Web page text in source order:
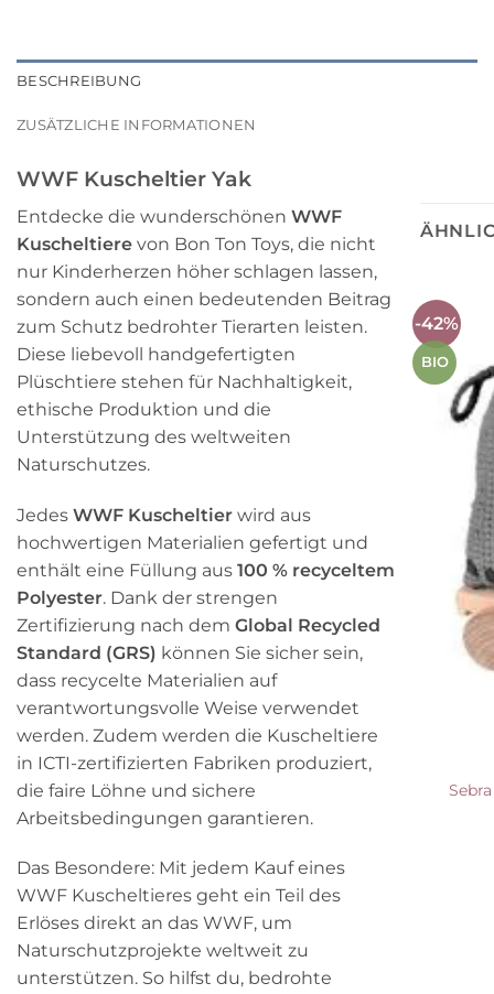
BESCHREIBUNG
ZUSÄTZLICHE INFORMATIONEN
WWF Kuscheltier Yak
Entdecke die wunderschönen WWF
Kuscheltiere von Bon Ton Toys, die nicht
nur Kinderherzen höher schlagen lassen,
sondern auch einen bedeutenden Beitrag
zum Schutz bedrohter Tierarten leisten.
Diese liebevoll handgefertigten
Plüschtiere stehen für Nachhaltigkeit,
ethische Produktion und die
Unterstützung des weltweiten
Naturschutzes.
Jedes WWF Kuscheltier wird aus
hochwertigen Materialien gefertigt und
enthält eine Füllung aus 100 % recyceltem
Polyester. Dank der strengen
Zertifizierung nach dem Global Recycled
Standard (GRS) können Sie sicher sein,
dass recycelte Materialien auf
verantwortungsvolle Weise verwendet
werden. Zudem werden die Kuscheltiere
in ICTI-zertifizierten Fabriken produziert,
die faire Löhne und sichere
Arbeitsbedingungen garantieren.
Das Besondere: Mit jedem Kauf eines
WWF Kuscheltieres geht ein Teil des
Erlöses direkt an das WWF, um
Naturschutzprojekte weltweit zu
unterstützen. So hilfst du, bedrohte
-42%
BIO